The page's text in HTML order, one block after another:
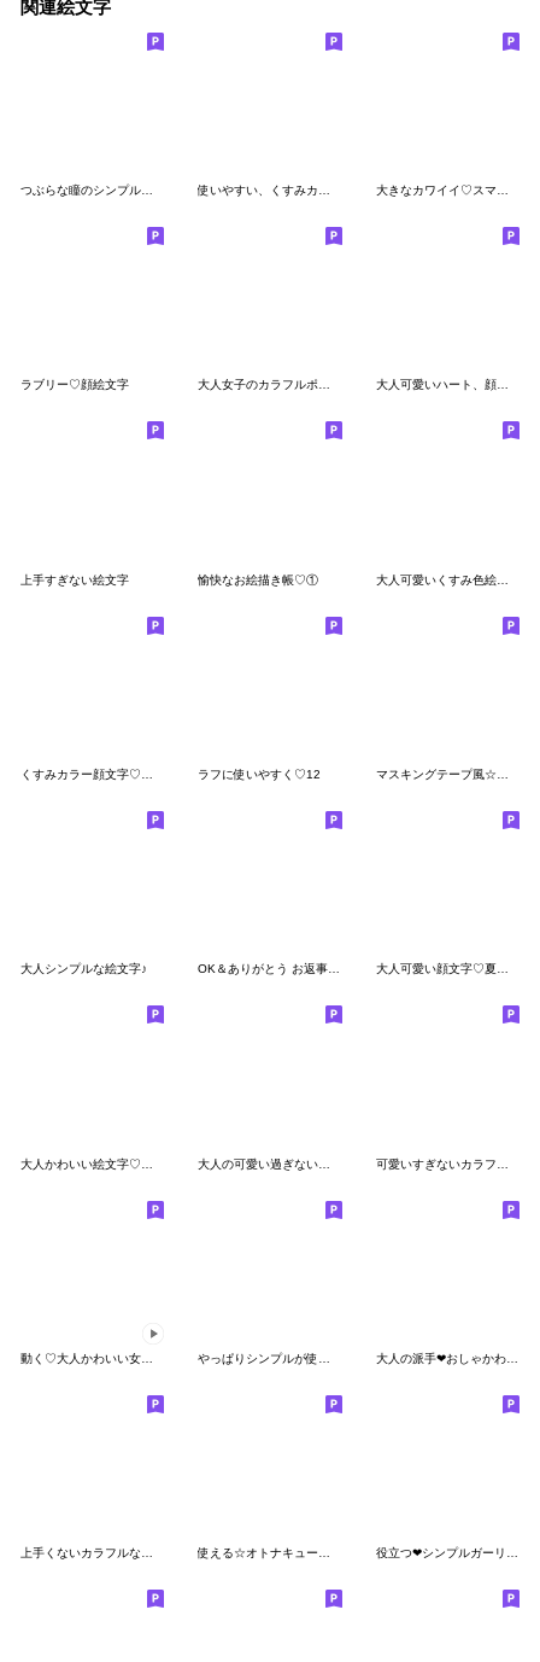
関連絵文字
ラブリー♡顔絵文字 大人女子のカラフルポップな日常絵文字 大人可愛いハート、顔などの絵文字
上手すぎない絵文字 愉快なお絵描き帳♡① 大人可愛いくすみ色絵文字のぷにぷにver.
ラフに使いやすく♡12
大人シンプルな絵文字♪ OK＆ありがとう お返事絵文字♩ 大人可愛い顔文字♡夏♡静止版
大人の派手❤おしゃかわゆるパステル絵文字
上手くないカラフルな絵文字 使える☆オトナキュート絵文字♩2 役立つ❤シンプルガーリーゆるかわスマイル